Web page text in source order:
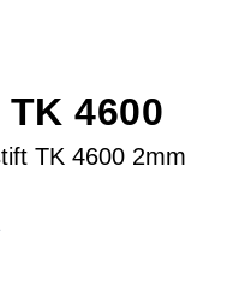
4600
TK 4600 2mm